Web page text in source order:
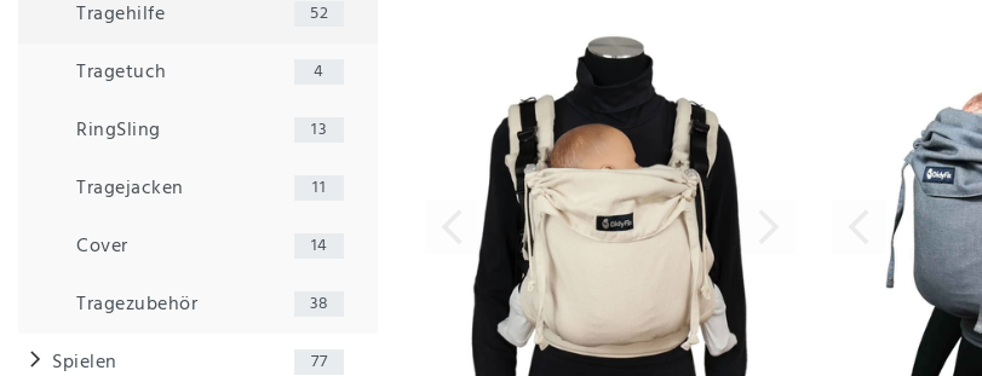
Tragehilfe 52
Tragetuch 4
RingSling 13
Tragejacken 11
Cover 14
Tragezubehör 38
Spielen 77